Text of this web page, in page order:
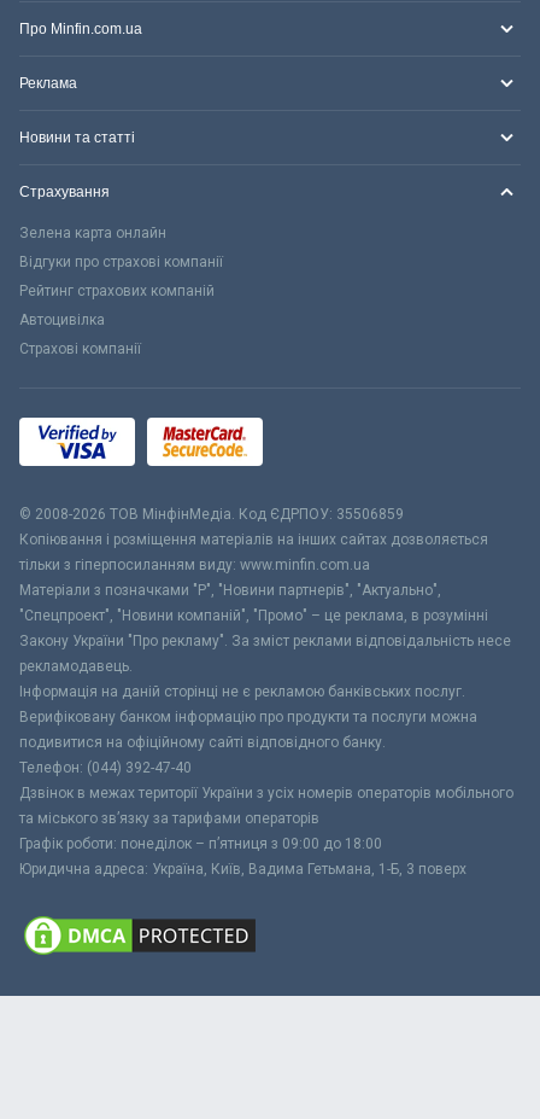
Про Minfin.com.ua
Реклама
Новини та статті
Страхування
Зелена карта онлайн
Відгуки про страхові компанії
Рейтинг страхових компаній
Автоцивілка
Страхові компанії
© 2008-2026 ТОВ МiнфiнМедiа. Код ЄДРПОУ: 35506859
Копіювання і розміщення матеріалів на інших сайтах дозволяється
тільки з гіперпосиланням виду: www.minfin.com.ua
Матеріали з позначками "Р", "Новини партнерів", "Актуально",
"Спецпроект", "Новини компаній", "Промо" – це реклама, в розумінні
Закону України "Про рекламу". За зміст реклами відповідальність несе
рекламодавець.
Інформація на даній сторінці не є рекламою банківських послуг.
Верифіковану банком інформацію про продукти та послуги можна
подивитися на офіційному сайті відповідного банку.
Телефон: (044) 392-47-40
Дзвінок в межах території України з усіх номерів операторів мобільного
та міського зв’язку за тарифами операторів
Графік роботи: понеділок – п’ятниця з 09:00 до 18:00
Юридична адреса: Україна, Київ, Вадима Гетьмана, 1-Б, 3 поверх